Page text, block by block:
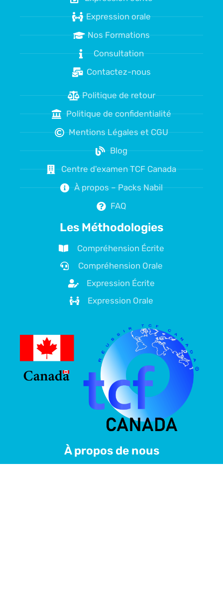
Expression orale
Nos Formations
Consultation
Contactez-nous
Politique de retour
Politique de confidentialité
Mentions Légales et CGU
Blog
Centre d'examen TCF Canada
À propos – Packs Nabil
FAQ
Les Méthodologies
Compréhension Écrite
Compréhension Orale
Expression Écrite
Expression Orale
À propos de nous